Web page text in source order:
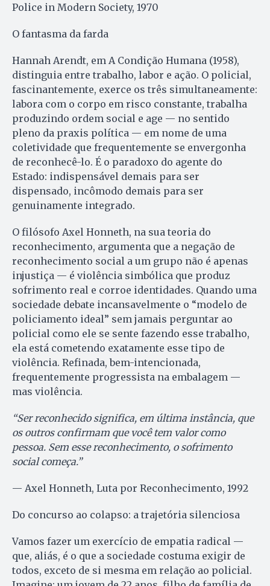
Police in Modern Society, 1970
O fantasma da farda
Hannah Arendt, em A Condição Humana (1958),
distinguia entre trabalho, labor e ação. O policial,
fascinantemente, exerce os três simultaneamente:
labora com o corpo em risco constante, trabalha
produzindo ordem social e age — no sentido
pleno da praxis política — em nome de uma
coletividade que frequentemente se envergonha
de reconhecê-lo. É o paradoxo do agente do
Estado: indispensável demais para ser
dispensado, incômodo demais para ser
genuinamente integrado.
O filósofo Axel Honneth, na sua teoria do
reconhecimento, argumenta que a negação de
reconhecimento social a um grupo não é apenas
injustiça — é violência simbólica que produz
sofrimento real e corroe identidades. Quando uma
sociedade debate incansavelmente o “modelo de
policiamento ideal” sem jamais perguntar ao
policial como ele se sente fazendo esse trabalho,
ela está cometendo exatamente esse tipo de
violência. Refinada, bem-intencionada,
frequentemente progressista na embalagem —
mas violência.
“Ser reconhecido significa, em última instância, que
os outros confirmam que você tem valor como
pessoa. Sem esse reconhecimento, o sofrimento
social começa.”
— Axel Honneth, Luta por Reconhecimento, 1992
Do concurso ao colapso: a trajetória silenciosa
Vamos fazer um exercício de empatia radical —
que, aliás, é o que a sociedade costuma exigir de
todos, exceto de si mesma em relação ao policial.